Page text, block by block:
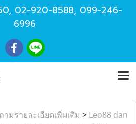
, 02-920-8588, 099-246-
6996
ามรายละเอียดเพิ่มเติม > Leo88 dan